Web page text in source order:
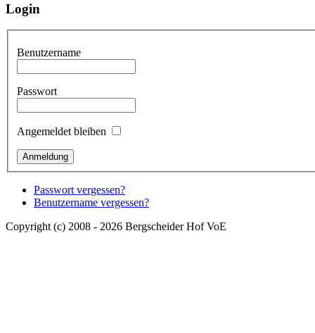
Login
Benutzername
Passwort
Angemeldet bleiben
Passwort vergessen?
Benutzername vergessen?
Copyright (c) 2008 - 2026 Bergscheider Hof VoE